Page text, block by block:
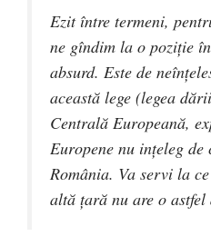
Ezit între termeni,
ne gîndim la o poziție
absurd. Este de
această lege (legea
Centrală Europeană,
Europene nu inţeleg de
România. Va servi la
altă ţară nu are o astfel